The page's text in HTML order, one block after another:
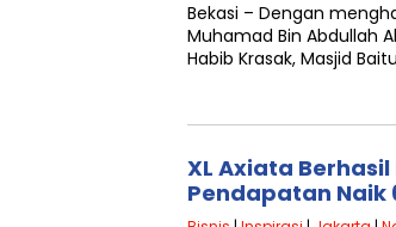
Bekasi – Dengan
Muhamad Bin Abdullah
Habib Krasak, Masjid
XL Axiata
Pendapatan Naik